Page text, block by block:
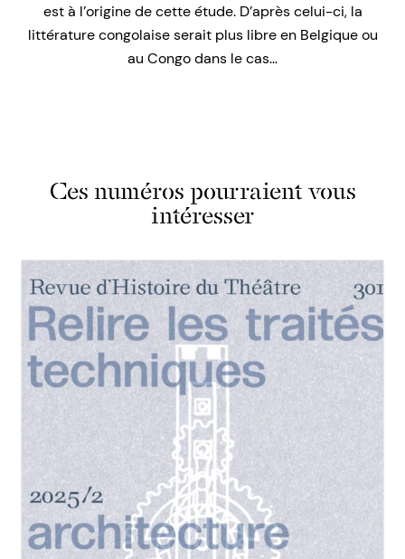
est à l’origine de cette étude. D’après celui-ci, la
littérature congolaise serait plus libre en Belgique ou
au Congo dans le cas…
Ces numéros pourraient vous
intéresser